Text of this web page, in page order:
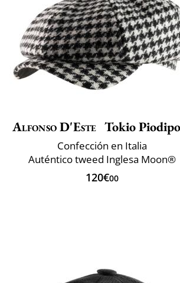
Alfonso D'Este Tokio
Confección en Italia
Auténtico tweed Inglesa Moon®
120€00